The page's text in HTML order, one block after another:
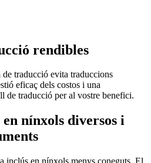
rendibles
traducció evita traduccions
eficaç dels costos i una
de traducció per al vostre benefici.
nínxols diversos i